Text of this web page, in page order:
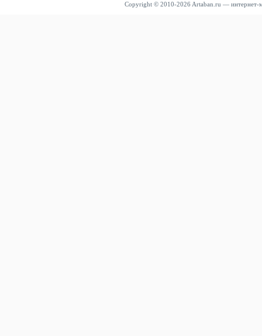
Copyright © 2010-2026 Artaban.ru — интернет-